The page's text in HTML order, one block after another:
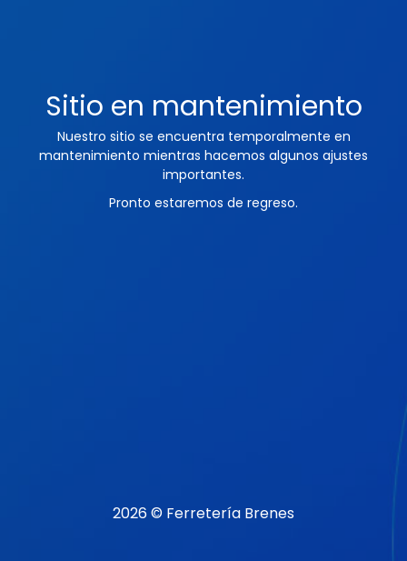
Sitio en mantenimiento
Nuestro sitio se encuentra temporalmente en
mantenimiento mientras hacemos algunos ajustes
importantes.
Pronto estaremos de regreso.
2026 © Ferretería Brenes